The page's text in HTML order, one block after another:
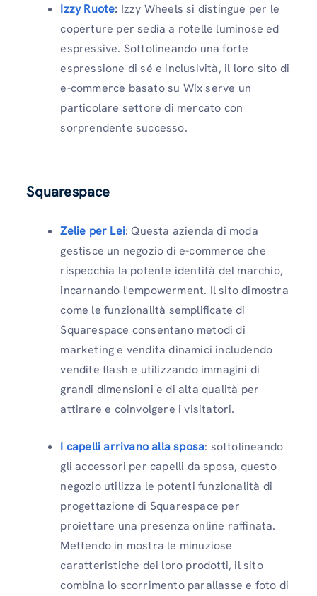
Izzy Ruote: Izzy Wheels si distingue per le
coperture per sedia a rotelle luminose ed
espressive. Sottolineando una forte
espressione di sé e inclusività, il loro sito di
e-commerce basato su Wix serve un
particolare settore di mercato con
sorprendente successo.
Squarespace
Zelie per Lei: Questa azienda di moda
gestisce un negozio di e-commerce che
rispecchia la potente identità del marchio,
incarnando l'empowerment. Il sito dimostra
come le funzionalità semplificate di
Squarespace consentano metodi di
marketing e vendita dinamici includendo
vendite flash e utilizzando immagini di
grandi dimensioni e di alta qualità per
attirare e coinvolgere i visitatori.
I capelli arrivano alla sposa: sottolineando
gli accessori per capelli da sposa, questo
negozio utilizza le potenti funzionalità di
progettazione di Squarespace per
proiettare una presenza online raffinata.
Mettendo in mostra le minuziose
caratteristiche dei loro prodotti, il sito
combina lo scorrimento parallasse e foto di